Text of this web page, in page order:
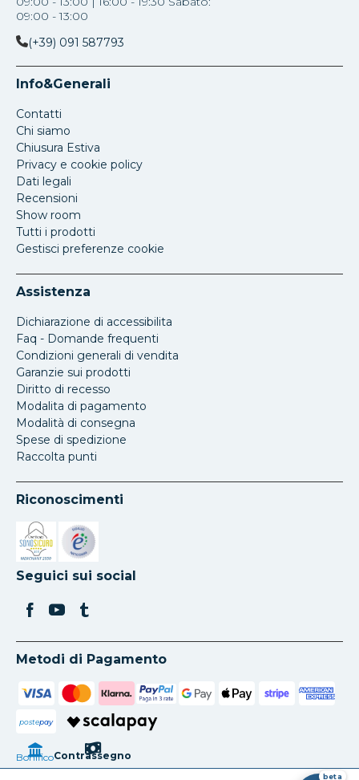
09:00 - 13:00
(+39) 091 587793
Info&Generali
Contatti
Chi siamo
Chiusura Estiva
Privacy e cookie policy
Dati legali
Recensioni
Show room
Tutti i prodotti
Gestisci preferenze cookie
Assistenza
Dichiarazione di accessibilita
Faq - Domande frequenti
Condizioni generali di vendita
Garanzie sui prodotti
Diritto di recesso
Modalita di pagamento
Modalità di consegna
Spese di spedizione
Raccolta punti
Riconoscimenti
Si apre in una nuova scheda
Si apre in una nuova scheda
Seguici sui social
Metodi di Pagamento
postepay
BonificoContrassegno
beta